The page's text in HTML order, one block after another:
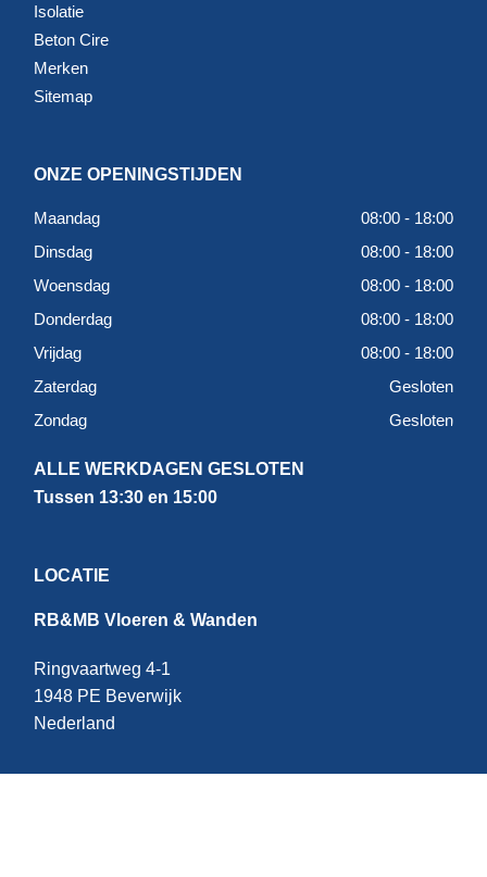
Isolatie
Beton Cire
Merken
Sitemap
ONZE OPENINGSTIJDEN
Maandag
08:00 - 18:00
Dinsdag
08:00 - 18:00
Woensdag
08:00 - 18:00
Donderdag
08:00 - 18:00
Vrijdag
08:00 - 18:00
Zaterdag
Gesloten
Zondag
Gesloten
ALLE WERKDAGEN GESLOTEN
Tussen 13:30 en 15:00
LOCATIE
RB&MB Vloeren & Wanden
Ringvaartweg 4-1
1948 PE Beverwijk
Nederland